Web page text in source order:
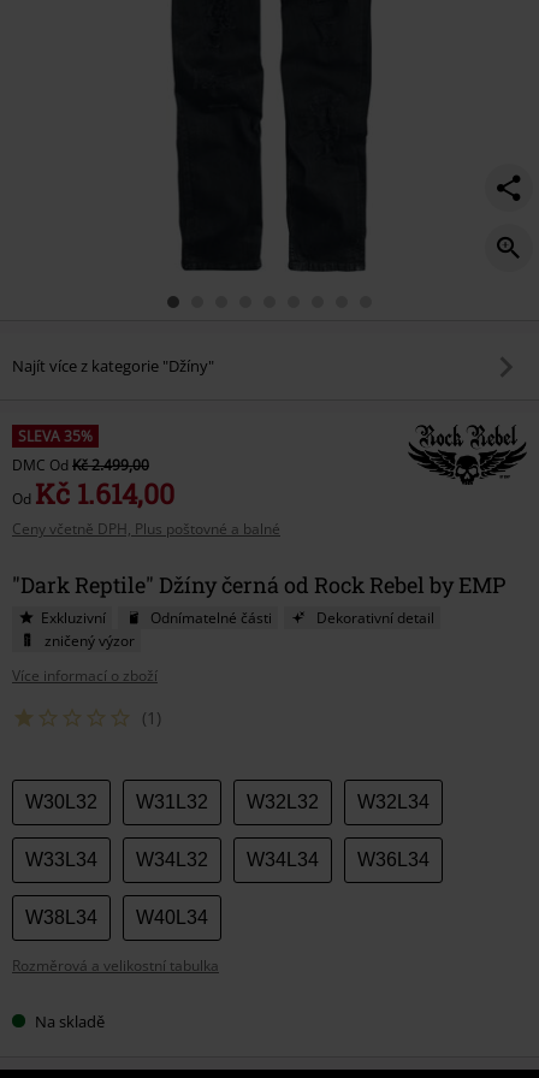
Najít více z kategorie "Džíny"
SLEVA 35%
DMC Od Kč 2.499,00
Od Kč 1.614,00
Ceny včetně DPH, Plus poštovné a balné
"Dark Reptile" Džíny černá od Rock Rebel by EMP
Exkluzivní Odnímatelné části
Dekorativní detail
zničený výzor
Více informací o zboží
(1)
Vyberte
si
velikost
W30L32 W31L32 W32L32 W32L34
W33L34 W34L32 W34L34 W36L34
W38L34 W40L34
Rozměrová a velikostní tabulka
Na skladě